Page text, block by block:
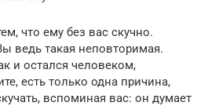
что ему без вас скучно.
ведь такая неповторимая.
и остался человеком,
есть только одна причина,
вспоминая вас: он думает